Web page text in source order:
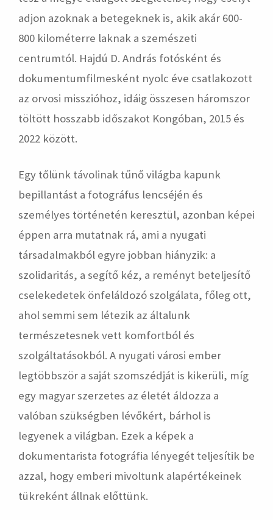
adjon azoknak a betegeknek is, akik akár 600-
800 kilométerre laknak a szemészeti
centrumtól. Hajdú D. András fotósként és
dokumentumfilmesként nyolc éve csatlakozott
az orvosi misszióhoz, idáig összesen háromszor
töltött hosszabb időszakot Kongóban, 2015 és
2022 között.
Egy tőlünk távolinak tűnő világba kapunk
bepillantást a fotográfus lencséjén és
személyes történetén keresztül, azonban képei
éppen arra mutatnak rá, ami a nyugati
társadalmakból egyre jobban hiányzik: a
szolidaritás, a segítő kéz, a reményt beteljesítő
cselekedetek önfeláldozó szolgálata, főleg ott,
ahol semmi sem létezik az általunk
természetesnek vett komfortból és
szolgáltatásokból. A nyugati városi ember
legtöbbször a saját szomszédját is kikerüli, míg
egy magyar szerzetes az életét áldozza a
valóban szükségben lévőkért, bárhol is
legyenek a világban. Ezek a képek a
dokumentarista fotográfia lényegét teljesítik be
azzal, hogy emberi mivoltunk alapértékeinek
tükreként állnak előttünk.